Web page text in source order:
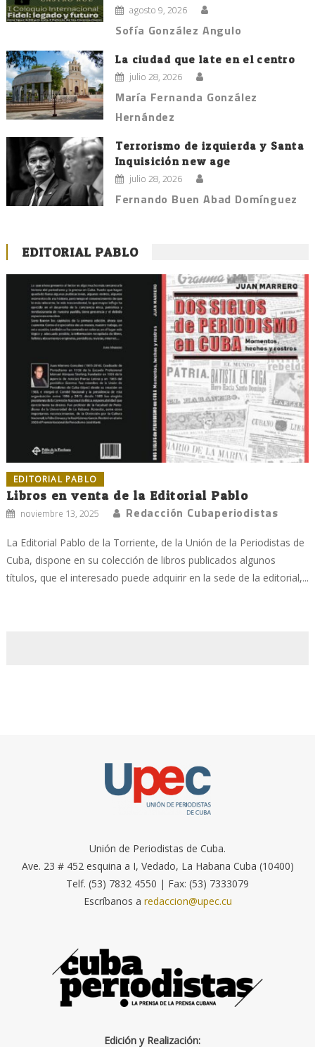
agosto 9, 2026
Sofía González Angulo
La ciudad que late en el centro
julio 28, 2026
María Fernanda González
Hernández
Terrorismo de izquierda y Santa
Inquisición new age
julio 28, 2026
Fernando Buen Abad Domínguez
EDITORIAL PABLO
EDITORIAL PABLO
Libros en venta de la Editorial Pablo
noviembre 13, 2025 Redacción Cubaperiodistas
La Editorial Pablo de la Torriente, de la Unión de la Periodistas de
Cuba, dispone en su colección de libros publicados algunos
títulos, que el interesado puede adquirir en la sede de la editorial,...
Unión de Periodistas de Cuba.
Ave. 23 # 452 esquina a I, Vedado, La Habana Cuba (10400)
Telf. (53) 7832 4550 | Fax: (53) 7333079
Escríbanos a redaccion@upec.cu
Edición y Realización: